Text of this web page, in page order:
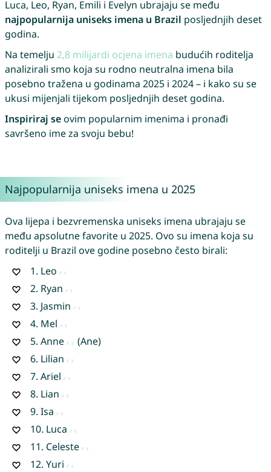
Luca, Leo, Ryan, Emili i Evelyn ubrajaju se među
najpopularnija uniseks imena u Brazil posljednjih deset
godina.
Na temelju 2,8 milijardi ocjena imena budućih roditelja
analizirali smo koja su rodno neutralna imena bila
posebno tražena u godinama 2025 i 2024 – i kako su se
ukusi mijenjali tijekom posljednjih deset godina.
Inspiriraj seovim popularnim imenima i pronađi
savršeno ime za svoju bebu!
Najpopularnija uniseks imena u 2025
Ova lijepa i bezvremenska uniseks imena ubrajaju se
među apsolutne favorite u 2025. Ovo su imena koja su
roditelji u Brazil ove godine posebno često birali:
1. Leo
2. Ryan
3. Jasmin
4. Mel
5. Anne
(Ane)
6. Lilian
7. Ariel
8. Lian
9. Isa
10. Luca
11. Celeste
12. Yuri